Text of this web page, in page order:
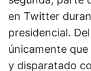
en Twitter
presidencial.
únicamente
y disparatado